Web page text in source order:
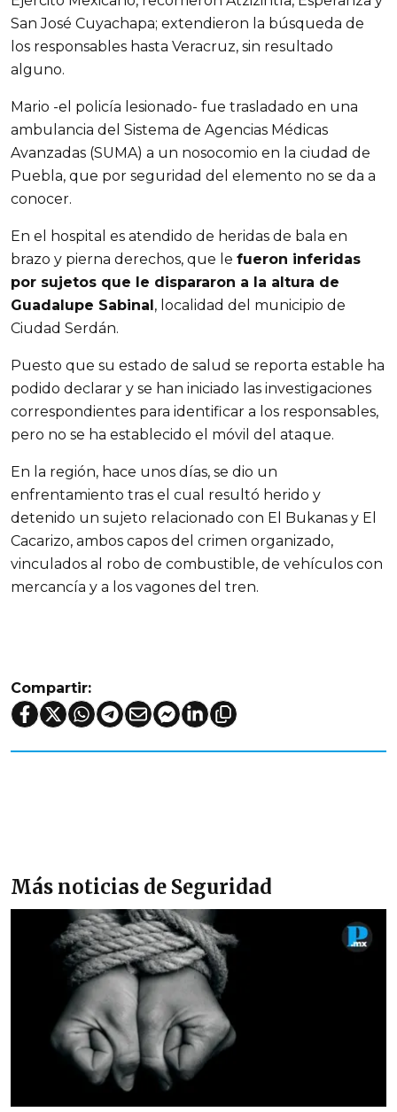
San José Cuyachapa; extendieron la búsqueda de
los responsables hasta Veracruz, sin resultado
alguno.
Mario -el policía lesionado- fue trasladado en una
ambulancia del Sistema de Agencias Médicas
Avanzadas (SUMA) a un nosocomio en la ciudad de
Puebla, que por seguridad del elemento no se da a
conocer.
En el hospital es atendido de heridas de bala en
brazo y pierna derechos, que le fueron inferidas
por sujetos que le dispararon a la altura de
Guadalupe Sabinal , localidad del municipio de
Ciudad Serdán.
Puesto que su estado de salud se reporta estable ha
podido declarar y se han iniciado las investigaciones
correspondientes para identificar a los responsables,
pero no se ha establecido el móvil del ataque.
En la región, hace unos días, se dio un
enfrentamiento tras el cual resultó herido y
detenido un sujeto relacionado con El Bukanas y El
Cacarizo, ambos capos del crimen organizado,
vinculados al robo de combustible, de vehículos con
mercancía y a los vagones del tren.
Compartir:
Más noticias de Seguridad